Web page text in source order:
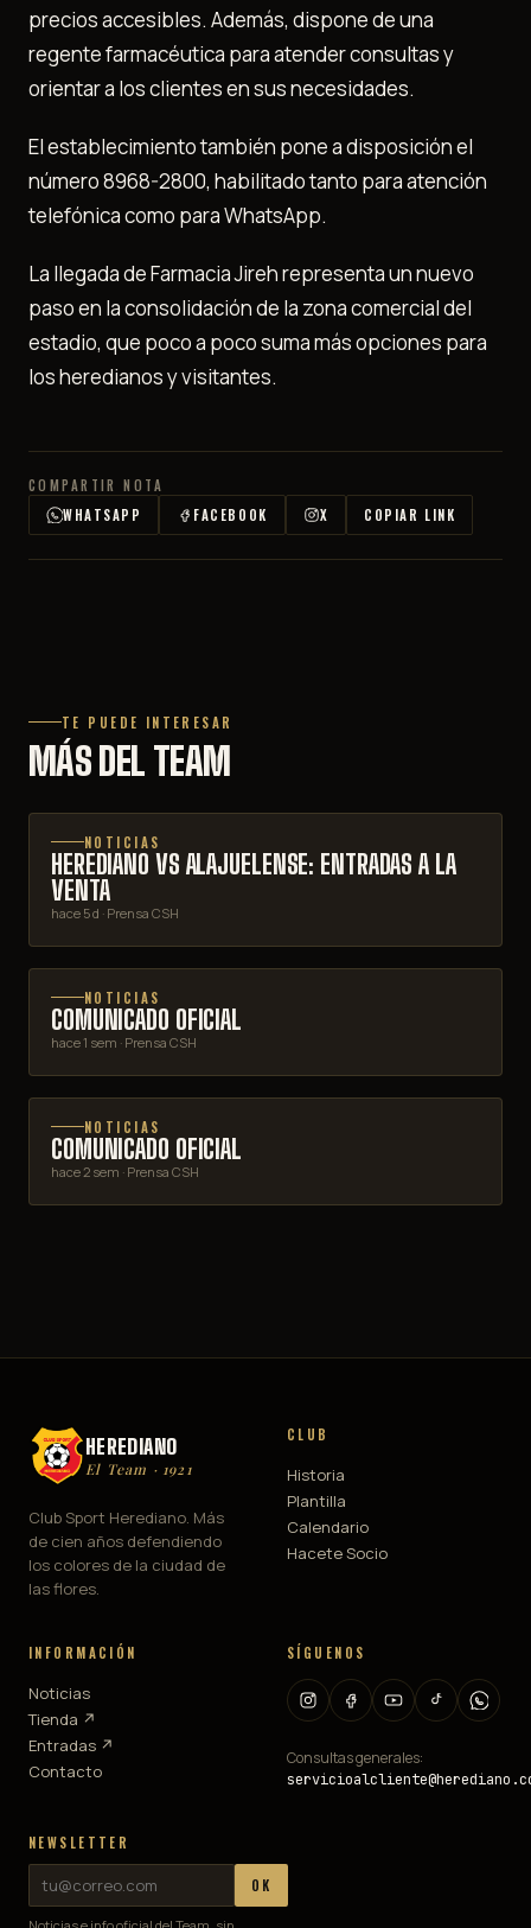
precios accesibles. Además, dispone de una
regente farmacéutica para atender consultas y
orientar a los clientes en sus necesidades.
El establecimiento también pone a disposición el
número 8968-2800, habilitado tanto para atención
telefónica como para WhatsApp.
La llegada de Farmacia Jireh representa un nuevo
paso en la consolidación de la zona comercial del
estadio, que poco a poco suma más opciones para
los heredianos y visitantes.
COMPARTIR NOTA
WHATSAPP
FACEBOOK X COPIAR LINK
TE PUEDE INTERESAR
MÁS DEL TEAM
NOTICIAS
HEREDIANO VS ALAJUELENSE: ENTRADAS A LA
VENTA
hace 5 d · Prensa CSH
NOTICIAS
COMUNICADO OFICIAL
hace 1 sem · Prensa CSH
NOTICIAS
COMUNICADO OFICIAL
hace 2 sem · Prensa CSH
HEREDIANO
El Team · 1921
Club Sport Herediano. Más
de cien años defendiendo
los colores de la ciudad de
las flores.
CLUB
Historia
Plantilla
Calendario
Hacete Socio
INFORMACIÓN
Noticias
Tienda ↗
Entradas ↗
Contacto
SÍGUENOS
Consultas generales:
NEWSLETTER
OK
Noticias e info oficial del Team, sin